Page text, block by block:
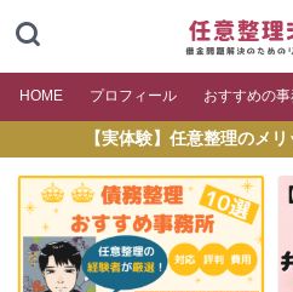
HOME プロフィール おすすめの
【実体験】任意整理のメ